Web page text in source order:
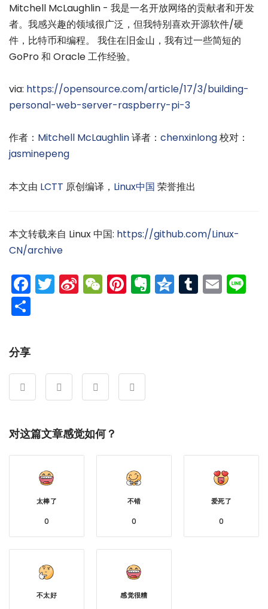
Mitchell McLaughlin - 我是一名开放网络的贡献者和开发
者。我感兴趣的领域很广泛，但我特别喜欢开源软件/硬
件，比特币和编程。 我住在旧金山，我有过一些简短的
GoPro 和 Oracle 工作经验。
via: https://opensource.com/article/17/3/building-
personal-web-server-raspberry-pi-3
作者： Mitchell McLaughlin译者： chenxinlong校对：
jasminepeng
本文由 LCTT 原创编译， Linux中国 荣誉推出
本文转载来自 Linux 中国: https://github.com/Linux-
CN/archive
Facebook
Twitter
Sina
Weibo
WeChat
Pinterest
Evernote
Qzone
Tumblr
分享
对这篇文章感觉如何？
太棒了
0
不错
0
爱死了
0
不太好 感觉很糟